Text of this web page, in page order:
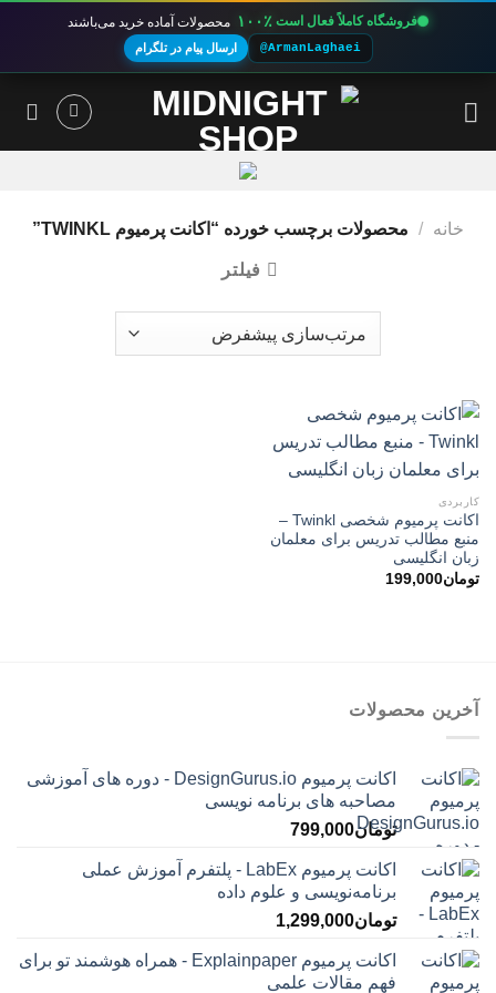
فروشگاه کاملاً فعال است ۱۰۰٪ محصولات آماده خرید می‌باشند
@ArmanLaghaei ارسال پیام در تلگرام
خانه / محصولات برچسب خورده “اکانت پرمیوم TWINKL”
فیلتر
کاربردی
اکانت پرمیوم شخصی Twinkl –
منبع مطالب تدریس برای معلمان
زبان انگلیسی
تومان199,000
آخرین محصولات
اکانت پرمیوم DesignGurus.io - دوره ‌های آموزشی
مصاحبه ‌های برنامه نویسی
تومان799,000
اکانت پرمیوم LabEx - پلتفرم آموزش عملی
برنامه‌نویسی و علوم داده
تومان1,299,000
اکانت پرمیوم Explainpaper - همراه هوشمند تو برای
فهم مقالات علمی